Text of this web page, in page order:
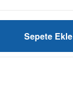
Sepete Ekle